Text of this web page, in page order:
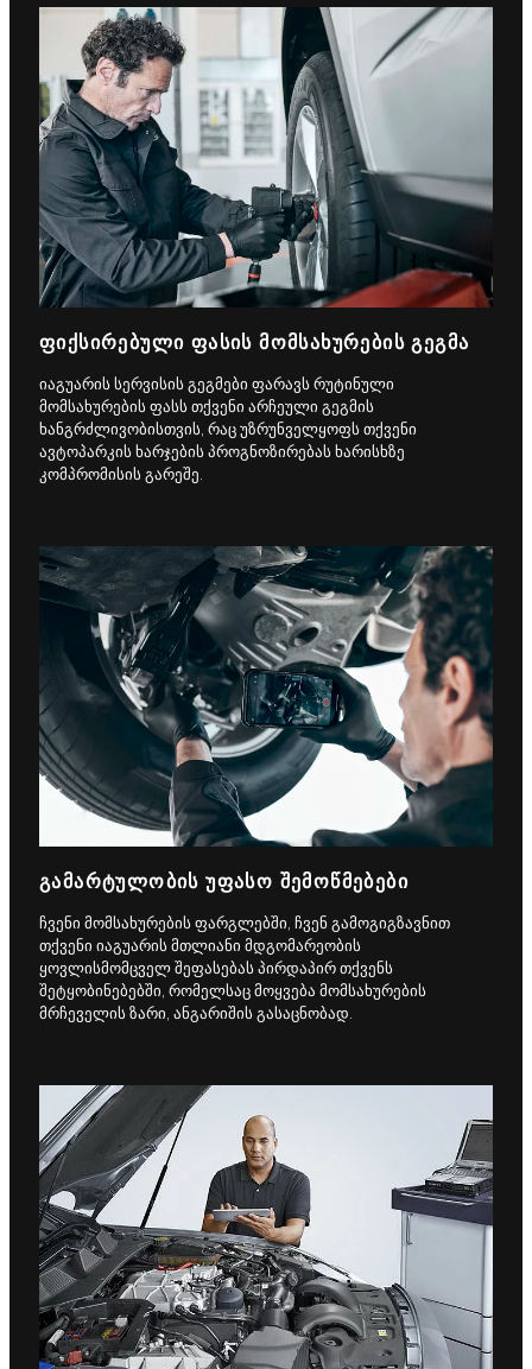
ᲤᲘᲥᲡᲘᲠᲔᲑᲣᲚᲘ ᲤᲐᲡᲘᲡ ᲛᲝᲛᲡᲐᲮᲣᲠᲔᲑᲘᲡ ᲒᲔᲒᲛᲐ
იაგუარის სერვისის გეგმები ფარავს რუტინული
მომსახურების ფასს თქვენი არჩეული გეგმის
ხანგრძლივობისთვის, რაც უზრუნველყოფს თქვენი
ავტოპარკის ხარჯების პროგნოზირებას ხარისხზე
კომპრომისის გარეშე.
ᲒᲐᲛᲐᲠᲢᲣᲚᲝᲑᲘᲡ ᲣᲤᲐᲡᲝ ᲨᲔᲛᲝᲬᲛᲔᲑᲔᲑᲘ
ჩვენი მომსახურების ფარგლებში, ჩვენ გამოგიგზავნით
თქვენი იაგუარის მთლიანი მდგომარეობის
ყოვლისმომცველ შეფასებას პირდაპირ თქვენს
შეტყობინებებში, რომელსაც მოყვება მომსახურების
მრჩეველის ზარი, ანგარიშის გასაცნობად.